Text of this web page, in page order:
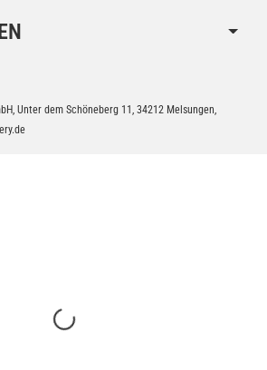
Unter dem Schöneberg 11, 34212 Melsungen,